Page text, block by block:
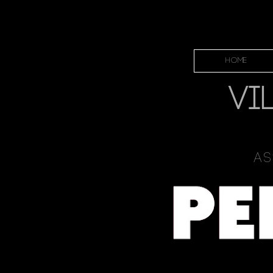
HOME